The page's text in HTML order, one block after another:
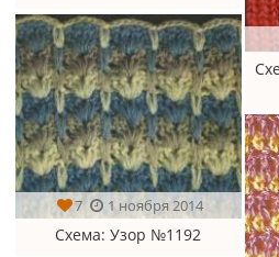
7 1 ноября 2014
Схема: Узор №1192